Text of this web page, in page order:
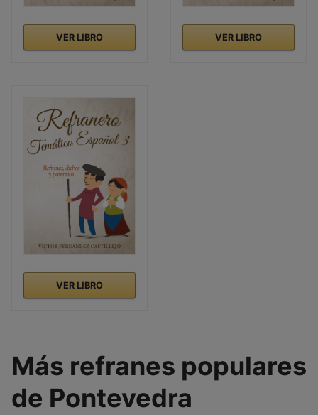
VER LIBRO VER LIBRO
VER LIBRO
Más refranes populares
de Pontevedra